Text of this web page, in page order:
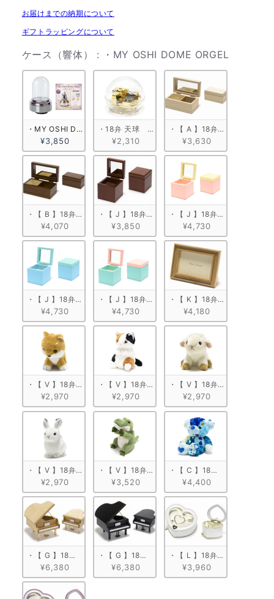
お届けまでの納期について
ギフトラッピングについて
ケース（響体） : ・MY OSHI DOME ORGEL
・MY OSHI DOME ORGEL
¥3,850
・18弁 天球　ゴールド
¥2,310
・【 A 】18弁 白木箱角形
¥3,630
・【 B 】18弁 塗装箱角形（小）
¥4,070
・【 J 】18弁 キューブボックス
¥3,850
・【 J 】18弁 キューブボッ
¥4,730
・【 J 】18弁 キューブボックス ブルー
¥4,730
・【 J 】18弁 キューブボックス ミントグリーン
¥4,730
・【 K 】18弁 木製フォトフ
¥4,180
・【 V 】18弁 ぬいぐるみオルゴール　柴犬
¥2,970
・【 V 】18弁 ぬいぐるみオルゴール　ミケネコ
¥2,970
・【 V 】18弁 ぬいぐるみオ
¥2,970
・【 V 】18弁 ぬいぐるみオルゴール　うさぎ
¥2,970
・【 V 】18弁 ぬいぐるみオルゴール　ワニ
¥3,520
・【 C 】18弁 ぬいぐるみオ
¥4,400
・【 G 】18弁 木製グランドピアノ型　ナチュラル
¥6,380
・【 G 】18弁 木製グランドピアノ型　ブラック
¥6,380
・【 L 】18弁 ハート型宝石
¥3,960